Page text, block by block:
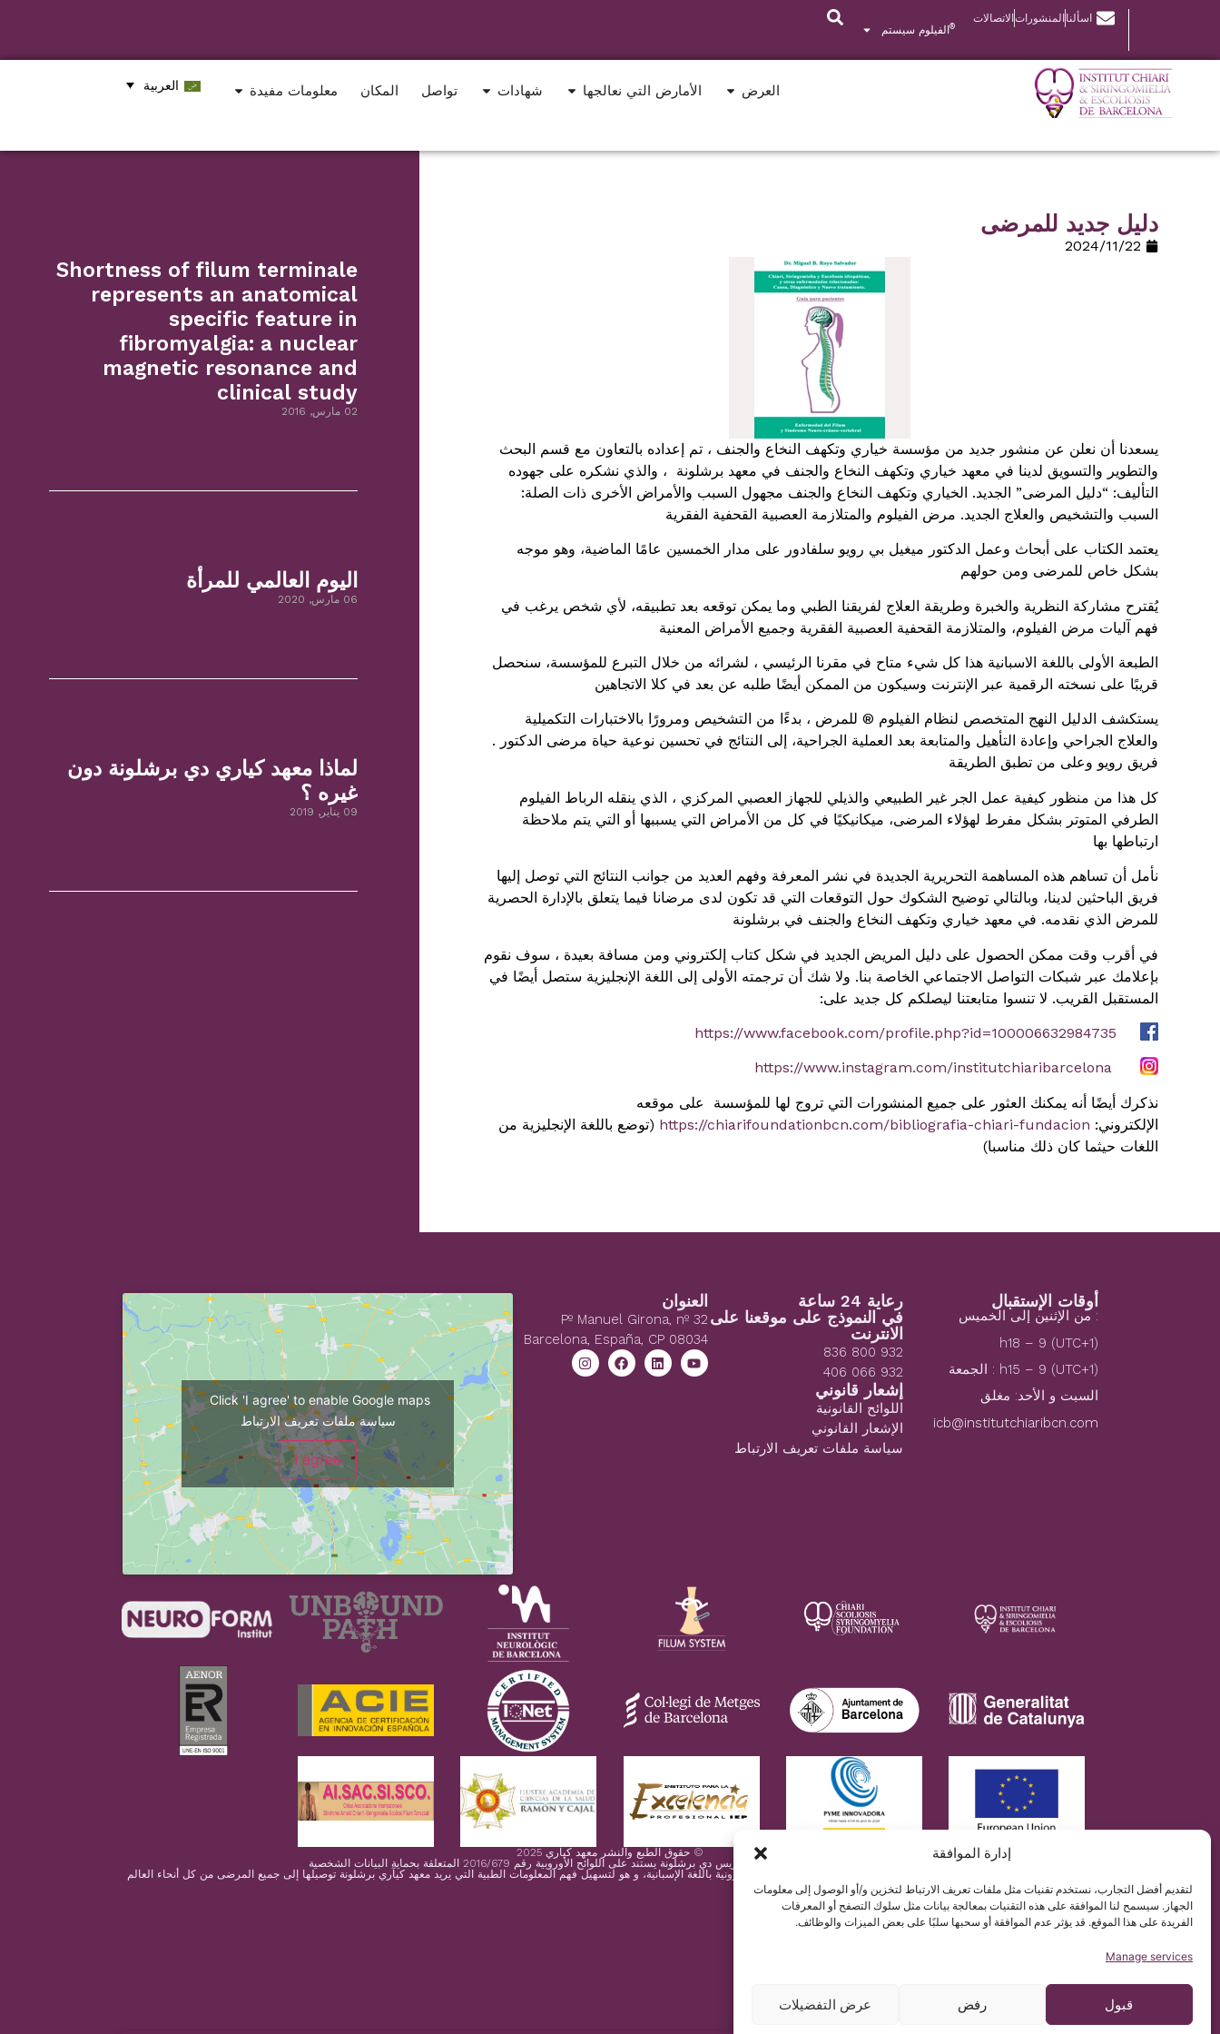
إدارة الموافقة
لتقديم أفضل التجارب، نستخدم تقنيات مثل ملفات تعريف الارتباط لتخزين و/أو الوصول إلى معلومات
الجهاز. سيسمح لنا الموافقة على هذه التقنيات بمعالجة بيانات مثل سلوك التصفح أو المعرفات
الفريدة على هذا الموقع. قد يؤثر عدم الموافقة أو سحبها سلبًا على بعض الميزات والوظائف.
Manage services
قبول رفض عرض التفضيلات
اسألنا المنشورات الاتصالات
® الفيلوم سيستم
العرض الأمارض التي نعالجها شهادات تواصل المكان معلومات مفيدة العربية
دليل جديد للمرضى
22‏/11‏/2024
يسعدنا أن نعلن عن منشور جديد من مؤسسة خياري وتكهف النخاع والجنف ، تم إعداده بالتعاون مع قسم البحث
والتطوير والتسويق لدينا في معهد خياري وتكهف النخاع والجنف في معهد برشلونة ، والذي نشكره على جهوده
التأليف: “دليل المرضى” الجديد. الخياري وتكهف النخاع والجنف مجهول السبب والأمراض الأخرى ذات الصلة:
السبب والتشخيص والعلاج الجديد. مرض الفيلوم والمتلازمة العصبية القحفية الفقرية
يعتمد الكتاب على أبحاث وعمل الدكتور ميغيل بي رويو سلفادور على مدار الخمسين عامًا الماضية، وهو موجه
بشكل خاص للمرضى ومن حولهم
يُقترح مشاركة النظرية والخبرة وطريقة العلاج لفريقنا الطبي وما يمكن توقعه بعد تطبيقه، لأي شخص يرغب في
فهم آليات مرض الفيلوم، والمتلازمة القحفية العصبية الفقرية وجميع الأمراض المعنية
الطبعة الأولى باللغة الاسبانية هذا كل شيء متاح في مقرنا الرئيسي ، لشرائه من خلال التبرع للمؤسسة، سنحصل
قريبًا على نسخته الرقمية عبر الإنترنت وسيكون من الممكن أيضًا طلبه عن بعد في كلا الاتجاهين
يستكشف الدليل النهج المتخصص لنظام الفيلوم ® للمرض ، بدءًا من التشخيص ومرورًا بالاختبارات التكميلية
والعلاج الجراحي وإعادة التأهيل والمتابعة بعد العملية الجراحية، إلى النتائج في تحسين نوعية حياة مرضى الدكتور .
فريق رويو وعلى من تطبق الطريقة
كل هذا من منظور كيفية عمل الجر غير الطبيعي والذيلي للجهاز العصبي المركزي ، الذي ينقله الرباط الفيلوم
الطرفي المتوتر بشكل مفرط لهؤلاء المرضى، ميكانيكيًا في كل من الأمراض التي يسببها أو التي يتم ملاحظة
ارتباطها بها
نأمل أن تساهم هذه المساهمة التحريرية الجديدة في نشر المعرفة وفهم العديد من جوانب النتائج التي توصل إليها
فريق الباحثين لدينا، وبالتالي توضيح الشكوك حول التوقعات التي قد تكون لدى مرضانا فيما يتعلق بالإدارة الحصرية
للمرض الذي نقدمه. في معهد خياري وتكهف النخاع والجنف في برشلونة
في أقرب وقت ممكن الحصول على دليل المريض الجديد في شكل كتاب إلكتروني ومن مسافة بعيدة ، سوف نقوم
بإعلامك عبر شبكات التواصل الاجتماعي الخاصة بنا. ولا شك أن ترجمته الأولى إلى اللغة الإنجليزية ستصل أيضًا في
المستقبل القريب. لا تنسوا متابعتنا ليصلكم كل جديد على:
نذكرك أيضًا أنه يمكنك العثور على جميع المنشورات التي تروج لها للمؤسسة على موقعه
الإلكتروني: https://chiarifoundationbcn.com/bibliografia-chiari-fundacion (توضع باللغة الإنجليزية من
اللغات حيثما كان ذلك مناسبا)
Shortness of filum terminale
represents an anatomical
specific feature in
fibromyalgia: a nuclear
magnetic resonance and
clinical study
02 مارس, 2016
اليوم العالمي للمرأة
06 مارس, 2020
لماذا معهد كياري دي برشلونة دون
غيره ؟
09 يناير, 2019
أوقات الإستقبال
: من الإثنين إلى الخميس
(1+UTC) h18 – 9
(1+UTC) h15 – 9 : الجمعة
السبت و الأحد: مغلق
icb@institutchiaribcn.com
رعاية 24 ساعة
في النموذج على موقعنا على
الانترنت
932 800 836
932 066 406
إشعار قانوني
اللوائح القانونية
الإشعار القانوني
سياسة ملفات تعريف الارتباط
العنوان
Pº Manuel Girona, nº 32
Barcelona, España, CP 08034
Click 'I agree' to enable Google maps
سياسة ملفات تعريف الارتباط
I agree
© حقوق الطبع والنشر معهد كياري 2025
معهد كياري آند سيرينقوميليا آند إسكليوزيس دي برشلونة يستند على اللوائح الأوروبية رقم 2016/679 المتعلقة بحماية البيانات الشخصية
محتوى هذا الموقع هو ترجمة غير رسمية للنص الأصلي الموجود في صفحتنا الإكترونية باللغة الإسبانية، و هو لتسهيل فهم المعلومات الطبية التي يريد معهد كيآري برشلونة توصيلها إلى جميع المرضى من كل أنحاء العالم